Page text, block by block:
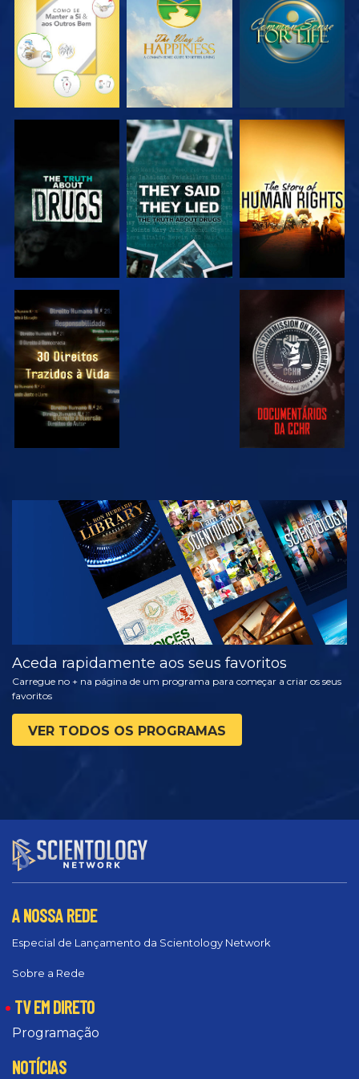
VER VER
VER VER
VER
EXPLORAR A
SÉRIE
Aceda rapidamente aos seus favoritos
Carregue no + na página de um programa para começar a criar os seus
favoritos
VER TODOS OS PROGRAMAS
A NOSSA REDE
Especial de Lançamento da Scientology Network
Sobre a Rede
TV EM DIRETO
Programação
NOTÍCIAS